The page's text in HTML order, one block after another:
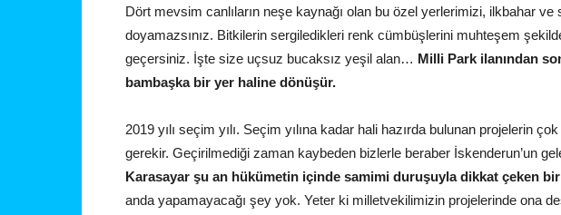
Dört mevsim canlıların neşe kaynağı olan bu özel yerlerimizi, ilkbahar ve
doyamazsınız. Bitkilerin sergiledikleri renk cümbüşlerini muhteşem
geçersiniz. İşte size uçsuz bucaksız yeşil alan… Milli Park ilanından
bambaşka bir yer haline dönüşür.
2019 yılı seçim yılı. Seçim yılına kadar hali hazırda bulunan projelerin
gerekir. Geçirilmediği zaman kaybeden bizlerle beraber İskenderun’un
Karasayar şu an hükümetin içinde samimi duruşuyla dikkat çeken
anda yapamayacağı şey yok. Yeter ki milletvekilimizin projelerinde ona